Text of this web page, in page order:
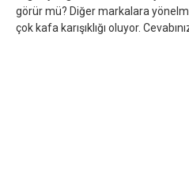
görür mü? Diğer markalara
çok kafa karışıklığı oluyor.